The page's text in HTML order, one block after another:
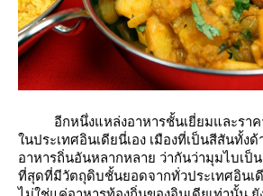
อีกหนึ่งแหล่งอาหารชั้นเยี่ยมและราค
นประเทศอินเดียนี่เอง เมืองที่เป็นสีสันทั้งด้
อาหารถิ่นอันหลากหลาย ว่ากันว่ามุมไบเป็
ที่สุดที่มีวัตถุดิบชั้นยอดจากทั่วประเทศอินเ